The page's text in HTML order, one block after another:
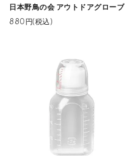
日本野鳥の会 アウトドアグローブ
880円(税込)